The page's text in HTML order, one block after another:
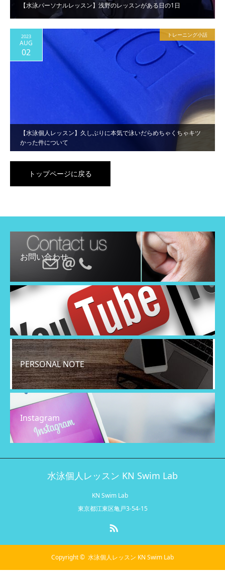
【水泳パーソナルレッスン】浅野のレッスンがある日の1日
【水泳個人レッスン】久しぶりに本気で泳いだらめちゃくちゃキツ
かった件について
2023
AUG
02
トレーニング小話
トップページに戻る
お問い合わせ
PERSONAL NOTE
Instagram
水泳個人レッスン KN Swim Lab
KN Swim Lab
東京都江東区亀戸3-54-15
Copyright © 水泳個人レッスン KN Swim Lab